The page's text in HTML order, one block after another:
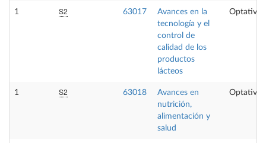
1 S2 63017
Avances en la
tecnología y el
control de
calidad de los
productos
lácteos
Optativa
1 S2 63018
Avances en
nutrición,
alimentación y
salud
Optativa